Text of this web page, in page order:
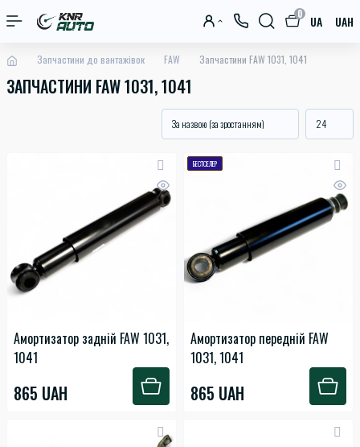
0 UA UAH
Запчастини до вантажівок FAW Запчастини FAW 1031, 1041
ЗАПЧАСТИНИ FAW 1031, 1041
Амортизатор задній FAW 1031,
1041
865 UAH
БЕСТСЕЛЕР
Амортизатор передній FAW
1031, 1041
865 UAH